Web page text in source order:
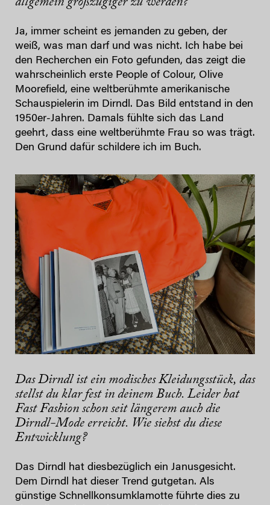
Ja, immer scheint es jemanden zu geben, der
weiß, was man darf und was nicht. Ich habe bei
den Recherchen ein Foto gefunden, das zeigt die
wahrscheinlich erste People of Colour, Olive
Moorefield, eine weltberühmte amerikanische
Schauspielerin im Dirndl. Das Bild entstand in den
1950er-Jahren. Damals fühlte sich das Land
geehrt, dass eine weltberühmte Frau so was trägt.
Den Grund dafür schildere ich im Buch.
Das Dirndl ist ein modisches Kleidungsstück, das
stellst du klar fest in deinem Buch. Leider hat
Fast Fashion schon seit längerem auch die
Dirndl-Mode erreicht. Wie siehst du diese
Entwicklung?
Das Dirndl hat diesbezüglich ein Janusgesicht.
Dem Dirndl hat dieser Trend gutgetan. Als
günstige Schnellkonsumklamotte führte dies zu